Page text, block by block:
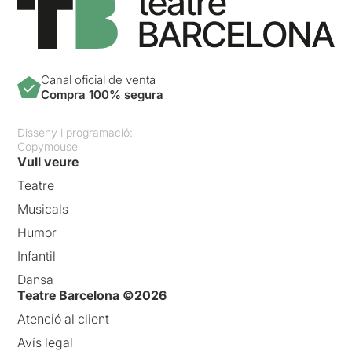
Canal oficial de venta
Compra 100% segura
Disseny i programació:
Copymouse
Vull veure
Teatre
Musicals
Humor
Infantil
Dansa
Teatre Barcelona ©2026
Atenció al client
Avís legal